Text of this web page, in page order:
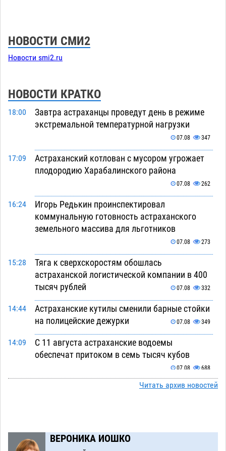
НОВОСТИ СМИ2
Новости smi2.ru
НОВОСТИ КРАТКО
18:00
Завтра астраханцы проведут день в режиме
экстремальной температурной нагрузки
07.08 347
17:09
Астраханский котлован с мусором угрожает
плодородию Харабалинского района
07.08 262
16:24
Игорь Редькин проинспектировал
коммунальную готовность астраханского
земельного массива для льготников
07.08 273
15:28
Тяга к сверхскоростям обошлась
астраханской логистической компании в 400
тысяч рублей
07.08 332
14:44
Астраханские кутилы сменили барные стойки
на полицейские дежурки
07.08 349
14:09
С 11 августа астраханские водоемы
обеспечат притоком в семь тысяч кубов
07.08 688
Астраханский аэропорт попробует отбиться
помойку
Читать архив новостей
ВЕРОНИКА ИОШКО